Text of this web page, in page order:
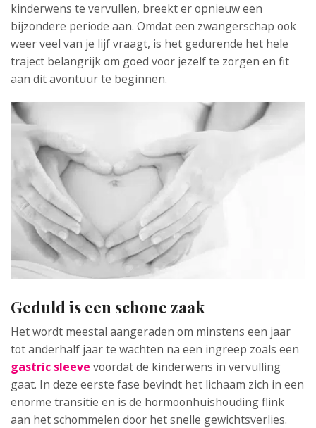
kinderwens te vervullen, breekt er opnieuw een
bijzondere periode aan. Omdat een zwangerschap ook
weer veel van je lijf vraagt, is het gedurende het hele
traject belangrijk om goed voor jezelf te zorgen en fit
aan dit avontuur te beginnen.
Geduld is een schone zaak
Het wordt meestal aangeraden om minstens een jaar
tot anderhalf jaar te wachten na een ingreep zoals een
gastric sleeve voordat de kinderwens in vervulling
gaat. In deze eerste fase bevindt het lichaam zich in een
enorme transitie en is de hormoonhuishouding flink
aan het schommelen door het snelle gewichtsverlies.